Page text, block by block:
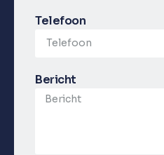
Telefoon
Bericht